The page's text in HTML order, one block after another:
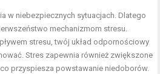
w niebezpiecznych sytuacjach. Dlatego
mechanizmom stresu.
stresu, twój układ odpornościowy
Stres zapewnia również zwiększone
przyspiesza powstawanie niedoborów.